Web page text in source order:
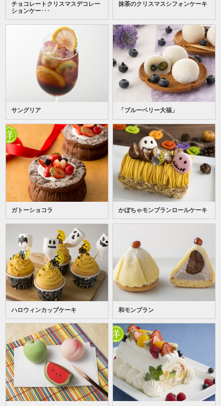
チョコレートクリスマスデコレー
ションケー･･･
抹茶のクリスマスシフォンケーキ
サングリア 「ブルーベリー大福」
ガトーショコラ かぼちゃモンブランロールケーキ
ハロウィンカップケーキ 和モンブラン